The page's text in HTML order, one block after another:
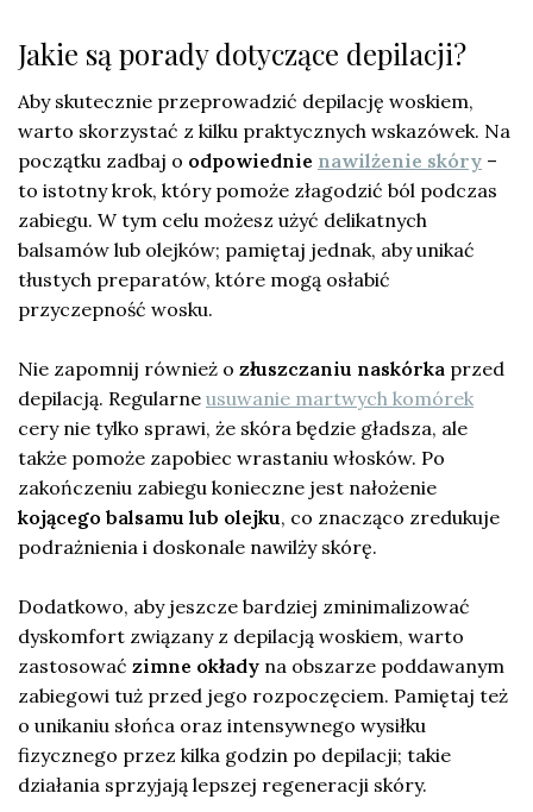
Jakie są porady dotyczące depilacji?
Aby skutecznie przeprowadzić depilację woskiem,
warto skorzystać z kilku praktycznych wskazówek. Na
początku zadbaj o odpowiednie nawilżenie skóry –
to istotny krok, który pomoże złagodzić ból podczas
zabiegu. W tym celu możesz użyć delikatnych
balsamów lub olejków; pamiętaj jednak, aby unikać
tłustych preparatów, które mogą osłabić
przyczepność wosku.
Nie zapomnij również o złuszczaniu naskórka przed
depilacją. Regularne usuwanie martwych komórek
cery nie tylko sprawi, że skóra będzie gładsza, ale
także pomoże zapobiec wrastaniu włosków. Po
zakończeniu zabiegu konieczne jest nałożenie
kojącego balsamu lub olejku, co znacząco zredukuje
podrażnienia i doskonale nawilży skórę.
Dodatkowo, aby jeszcze bardziej zminimalizować
dyskomfort związany z depilacją woskiem, warto
zastosować zimne okłady na obszarze poddawanym
zabiegowi tuż przed jego rozpoczęciem. Pamiętaj też
o unikaniu słońca oraz intensywnego wysiłku
fizycznego przez kilka godzin po depilacji; takie
działania sprzyjają lepszej regeneracji skóry.